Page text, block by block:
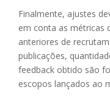
Finalmente, ajustes
em conta as métricas
anteriores de
publicações,
feedback obtido são
escopos lançados ao